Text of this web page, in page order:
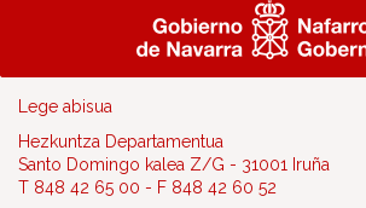
Lege abisua
Hezkuntza Departamentua
Santo Domingo kalea Z/G - 31001 Iruña
T 848 42 65 00 - F 848 42 60 52